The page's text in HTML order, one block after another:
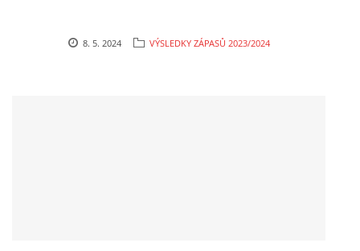
8. 5. 2024 VÝSLEDKY ZÁPASŮ 2023/2024